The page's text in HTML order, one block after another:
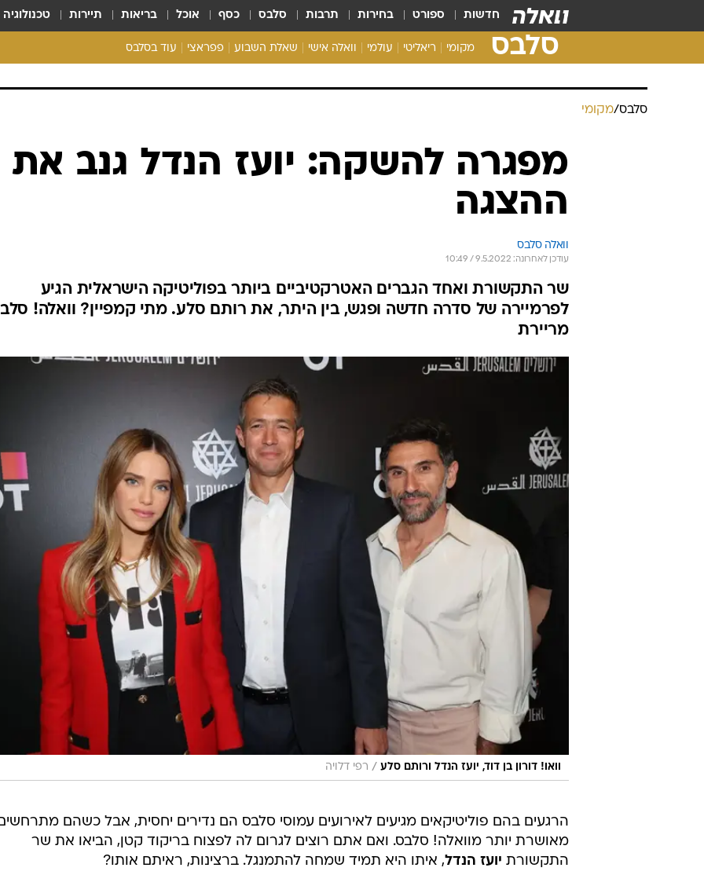
חדשות ספורט בחירות תרבות סלבס כסף אוכל בריאות תיירות טכנולוגיה
סלבס מקומי ריאליטי עולמי וואלה אישי שאלת השבוע פפראצי עוד בסלבס
כל הכתבות
רכלו לנו
סלבס/מקומי
מפגרה להשקה: יועז הנדל גנב את
ההצגה
וואלה סלבס
עודכן לאחרונה: 9.5.2022 / 10:49
שר התקשורת ואחד הגברים האטרקטיביים ביותר בפוליטיקה הישראלית הגיע
לפרמיירה של סדרה חדשה ופגש, בין היתר, את רותם סלע. מתי קמפיין? וואלה!
מריירת
וואו! דורון בן דוד, יועז הנדל ורותם סלע / רפי דלויה
הרגעים בהם פוליטיקאים מגיעים לאירועים עמוסי סלבס הם נדירים יחסית, אבל כשהם
מאושרת יותר מוואלה! סלבס. ואם אתם רוצים לגרום לה לפצוח בריקוד קטן, הביאו את שר
התקשורת יועז הנדל, איתו היא תמיד שמחה להתמנגל. ברצינות, ראיתם אותו?